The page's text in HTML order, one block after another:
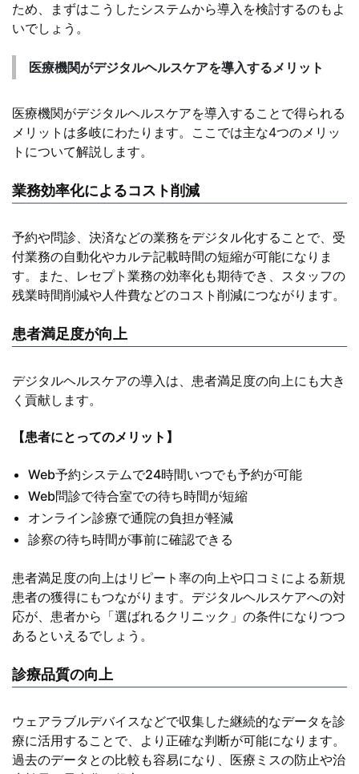
ため、まずはこうしたシステムから導入を検討するのもよ
いでしょう。
医療機関がデジタルヘルスケアを導入するメリット
医療機関がデジタルヘルスケアを導入することで得られる
メリットは多岐にわたります。ここでは主な4つのメリッ
トについて解説します。
業務効率化によるコスト削減
予約や問診、決済などの業務をデジタル化することで、受
付業務の自動化やカルテ記載時間の短縮が可能になりま
す。また、レセプト業務の効率化も期待でき、スタッフの
残業時間削減や人件費などのコスト削減につながります。
患者満足度が向上
デジタルヘルスケアの導入は、患者満足度の向上にも大き
く貢献します。
【患者にとってのメリット】
Web予約システムで24時間いつでも予約が可能
Web問診で待合室での待ち時間が短縮
オンライン診療で通院の負担が軽減
診察の待ち時間が事前に確認できる
患者満足度の向上はリピート率の向上や口コミによる新規
患者の獲得にもつながります。デジタルヘルスケアへの対
応が、患者から「選ばれるクリニック」の条件になりつつ
あるといえるでしょう。
診療品質の向上
ウェアラブルデバイスなどで収集した継続的なデータを診
療に活用することで、より正確な判断が可能になります。
過去のデータとの比較も容易になり、医療ミスの防止や治